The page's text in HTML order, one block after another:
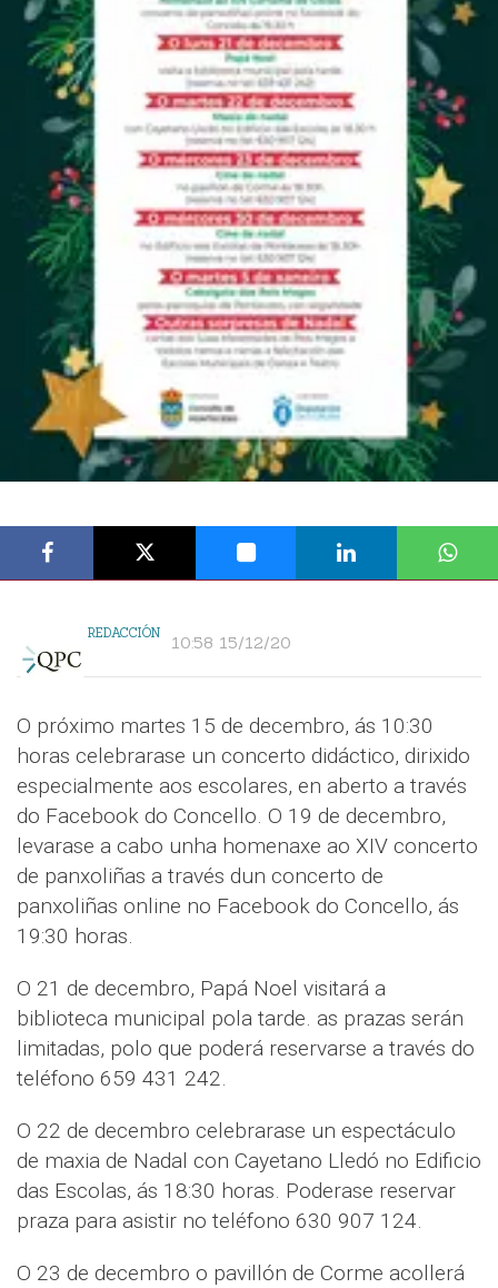
REDACCIÓN 10:58 15/12/20
O próximo martes 15 de decembro, ás 10:30
horas celebrarase un concerto didáctico, dirixido
especialmente aos escolares, en aberto a través
do Facebook do Concello. O 19 de decembro,
levarase a cabo unha homenaxe ao XIV concerto
de panxoliñas a través dun concerto de
panxoliñas online no Facebook do Concello, ás
19:30 horas.
O 21 de decembro, Papá Noel visitará a
biblioteca municipal pola tarde. as prazas serán
limitadas, polo que poderá reservarse a través do
teléfono 659 431 242.
O 22 de decembro celebrarase un espectáculo
de maxia de Nadal con Cayetano Lledó no Edificio
das Escolas, ás 18:30 horas. Poderase reservar
praza para asistir no teléfono 630 907 124.
O 23 de decembro o pavillón de Corme acollerá